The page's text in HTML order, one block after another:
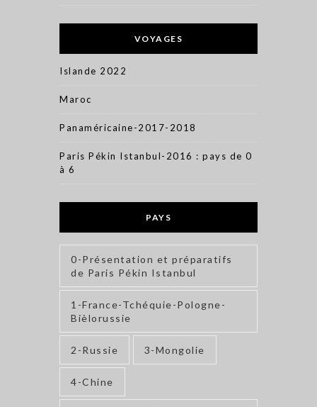
VOYAGES
Islande 2022
Maroc
Panaméricaine-2017-2018
Paris Pékin Istanbul-2016 : pays de 0
à 6
PAYS
0-Présentation et préparatifs
de Paris Pékin Istanbul
1-France-Tchéquie-Pologne-
Bièlorussie
2-Russie 3-Mongolie
4-Chine